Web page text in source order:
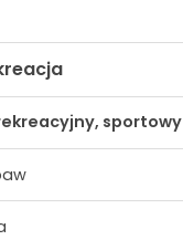
sportowy